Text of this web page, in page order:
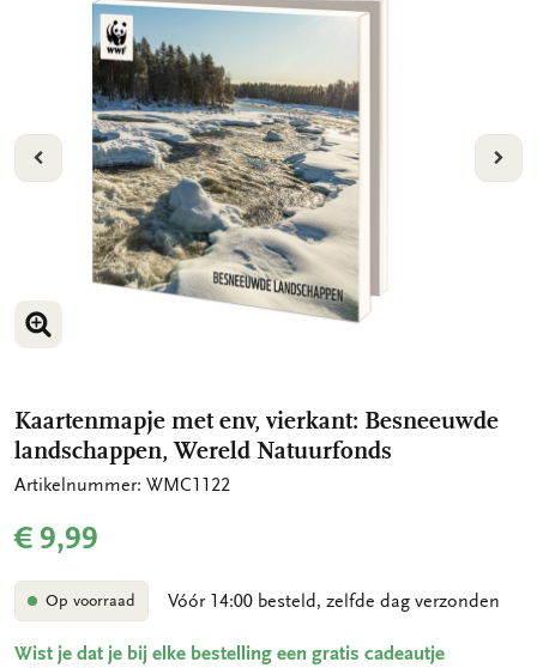
VORIGE
VERGROOT AFBEELDING
VERGROOT AFBEELDING
Kaartenmapje met env, vierkant: Besneeuwde
landschappen, Wereld Natuurfonds
Artikelnummer: WMC1122
€ 9,99
Op voorraad Vóór 14:00 besteld, zelfde dag verzonden
Wist je dat je bij elke bestelling een gratis cadeautje